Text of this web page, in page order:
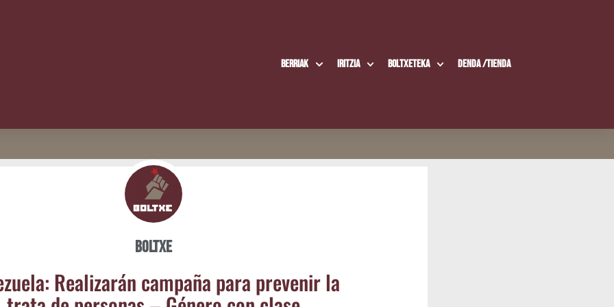
Berriak Iritzia Boltxe­te­ka Den­da /​Tien­da
Boltxe
Rea­li­za­rán cam­pa­ña para pre­ve­nir la